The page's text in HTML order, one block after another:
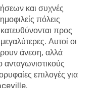
και συχνές
πόλεις
προς
Αυτοί οι
άνεση, αλλά
ανταγωνιστικούς
επιλογές για